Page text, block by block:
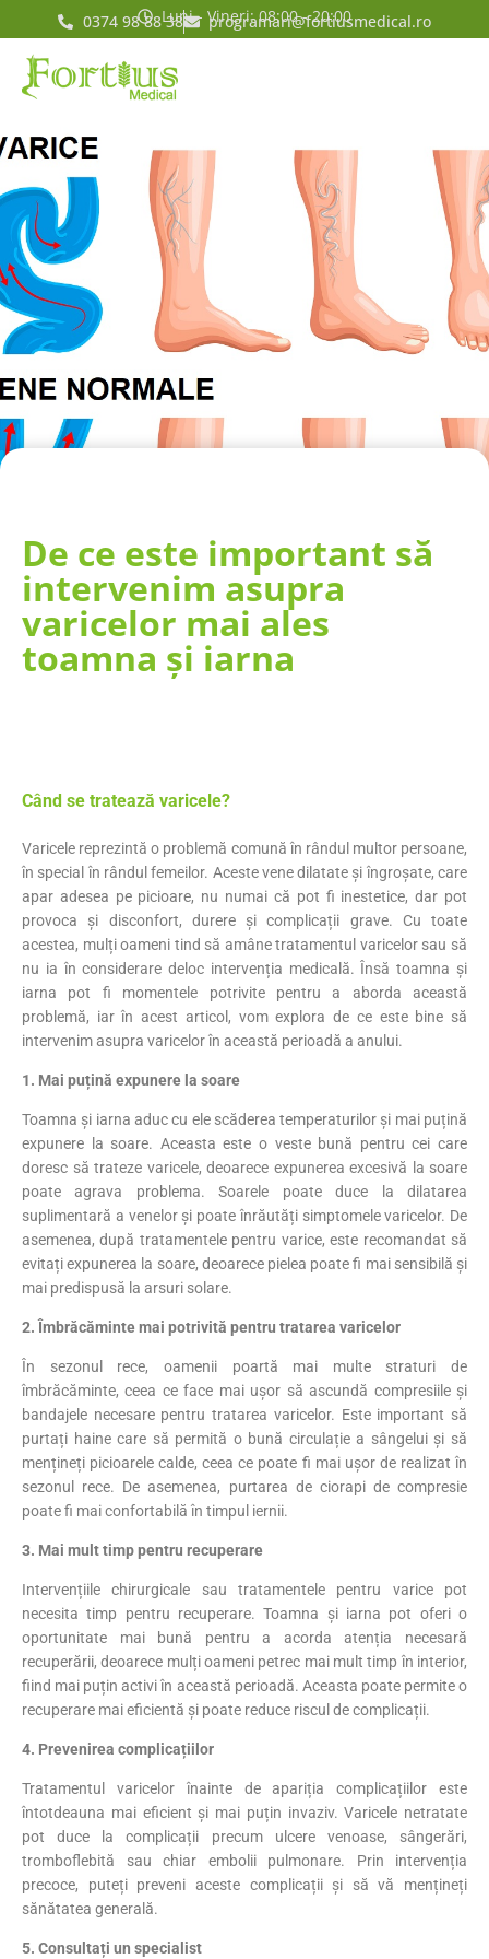
Luni - Vineri: 08:00 - 20:00
0374 98 88 38 programari@fortiusmedical.ro
De ce este important să
intervenim asupra
varicelor mai ales
toamna și iarna
Când se tratează varicele?
Varicele reprezintă o problemă comună în rândul multor persoane,
în special în rândul femeilor. Aceste vene dilatate și îngroșate, care
apar adesea pe picioare, nu numai că pot fi inestetice, dar pot
provoca și disconfort, durere și complicații grave. Cu toate
acestea, mulți oameni tind să amâne tratamentul varicelor sau să
nu ia în considerare deloc intervenția medicală. Însă toamna și
iarna pot fi momentele potrivite pentru a aborda această
problemă, iar în acest articol, vom explora de ce este bine să
intervenim asupra varicelor în această perioadă a anului.
1. Mai puțină expunere la soare
Toamna și iarna aduc cu ele scăderea temperaturilor și mai puțină
expunere la soare. Aceasta este o veste bună pentru cei care
doresc să trateze varicele, deoarece expunerea excesivă la soare
poate agrava problema. Soarele poate duce la dilatarea
suplimentară a venelor și poate înrăutăți simptomele varicelor. De
asemenea, după tratamentele pentru varice, este recomandat să
evitați expunerea la soare, deoarece pielea poate fi mai sensibilă și
mai predispusă la arsuri solare.
2. Îmbrăcăminte mai potrivită pentru tratarea varicelor
În sezonul rece, oamenii poartă mai multe straturi de
îmbrăcăminte, ceea ce face mai ușor să ascundă compresiile și
bandajele necesare pentru tratarea varicelor. Este important să
purtați haine care să permită o bună circulație a sângelui și să
mențineți picioarele calde, ceea ce poate fi mai ușor de realizat în
sezonul rece. De asemenea, purtarea de ciorapi de compresie
poate fi mai confortabilă în timpul iernii.
3. Mai mult timp pentru recuperare
Intervențiile chirurgicale sau tratamentele pentru varice pot
necesita timp pentru recuperare. Toamna și iarna pot oferi o
oportunitate mai bună pentru a acorda atenția necesară
recuperării, deoarece mulți oameni petrec mai mult timp în interior,
fiind mai puțin activi în această perioadă. Aceasta poate permite o
recuperare mai eficientă și poate reduce riscul de complicații.
4. Prevenirea complicațiilor
Tratamentul varicelor înainte de apariția complicațiilor este
întotdeauna mai eficient și mai puțin invaziv. Varicele netratate
pot duce la complicații precum ulcere venoase, sângerări,
tromboflebită sau chiar embolii pulmonare. Prin intervenția
precoce, puteți preveni aceste complicații și să vă mențineți
sănătatea generală.
5. Consultați un specialist